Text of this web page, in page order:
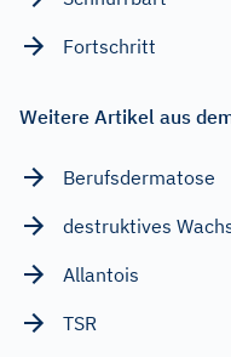
Fortschritt
Weitere Artikel aus
Berufsdermatose
destruktives
Allantois
TSR